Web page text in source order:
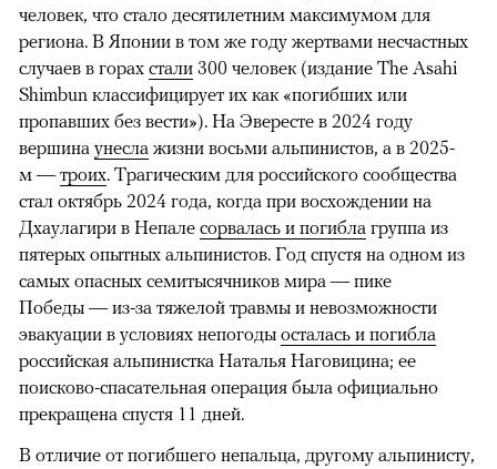
человек, что стало десятилетним максимумом для
региона. В Японии в том же году жертвами несчастных
случаев в горах стали 300 человек (издание The Asahi
Shimbun классифицирует их как «погибших или
пропавших без вести»). На Эвересте в 2024 году
вершина унесла жизни восьми альпинистов, а в 2025-
м — троих. Трагическим для российского сообщества
стал октябрь 2024 года, когда при восхождении на
Дхаулагири в Непале сорвалась и погибла группа из
пятерых опытных альпинистов. Год спустя на одном из
самых опасных семитысячников мира — пике
Победы — из-за тяжелой травмы и невозможности
эвакуации в условиях непогоды осталась и погибла
российская альпинистка Наталья Наговицина; ее
поисково-спасательная операция была официально
прекращена спустя 11 дней.
В отличие от погибшего непальца, другому альпинисту,